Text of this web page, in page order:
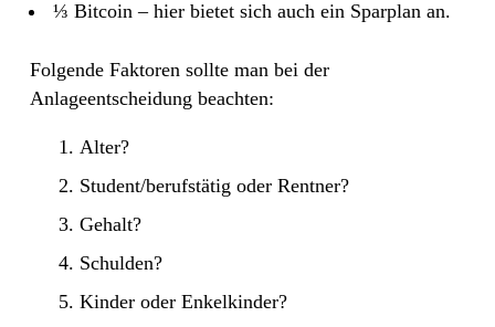
⅓ Bitcoin – hier bietet sich auch ein Sparplan an.
Folgende Faktoren sollte man bei der
Anlageentscheidung beachten:
Alter?
Student/berufstätig oder Rentner?
Gehalt?
Schulden?
Kinder oder Enkelkinder?